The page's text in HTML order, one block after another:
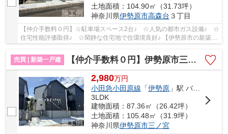
土地面積：104.90㎡（31.73坪）
神奈川県伊勢原市高森台 ３丁目
【仲介手数料０円】☆駐車場スペース2台♪ ☆人気の都市ガス設備♪ ☆
住宅性能評価取得♪ ☆閑静な住宅地で住環境良好♪ 【伊勢原市の新築一
売買 | 新築一戸建
【仲介手数料０円】伊勢原市三ノ宮 新築一戸建て 2号棟 全3棟
2,980万円
小田急小田原線 「伊勢原」駅 バス10分 「バス停」 停歩6分
3LDK
建物面積：87.36㎡（26.42坪）
土地面積：105.48㎡（31.9坪）
神奈川県伊勢原市三ノ宮